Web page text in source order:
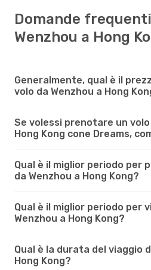
Domande
Wenzhou a Hong
Generalmente, qual è il
volo da Wenzhou a Hong
Se volessi prenotare un volo
Hong Kong cone Dreams,
Qual è il miglior periodo per
da Wenzhou a Hong Kong?
Qual è il miglior periodo per
Wenzhou a Hong Kong?
Qual è la durata del viaggio
Hong Kong?